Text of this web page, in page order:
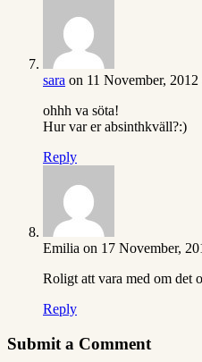
sara on 11 November, 2012
ohhh va söta!
Hur var er absinthkväll?:)
Reply
Emilia on 17 November,
Roligt att vara med om det
Reply
Submit a Comment